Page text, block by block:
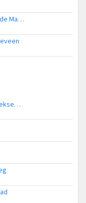
Lifeliner 2 naar Botlek Rotterdam, Oude Maasweg
Lifeliner 1 naar Klarenbeek, Klarenbeekseweg